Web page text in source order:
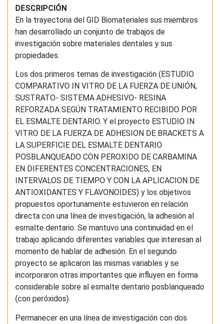
DESCRIPCIÓN
En la trayectoria del GID Biomateriales sus miembros
han desarrollado un conjunto de trabajos de
investigación sobre materiales dentales y sus
propiedades.
Los dos primeros temas de investigación (ESTUDIO
COMPARATIVO IN VITRO DE LA FUERZA DE UNIÓN,
SUSTRATO- SISTEMA ADHESIVO- RESINA
REFORZADA SEGÚN TRATAMIENTO RECIBIDO POR
EL ESMALTE DENTARIO. Y el proyecto ESTUDIO IN
VITRO DE LA FUERZA DE ADHESION DE BRACKETS A
LA SUPERFICIE DEL ESMALTE DENTARIO
POSBLANQUEADO CON PEROXIDO DE CARBAMINA
EN DIFERENTES CONCENTRACIONES, EN
INTERVALOS DE TIEMPO Y CON LA APLICACION DE
ANTIOXIDANTES Y FLAVONOIDES) y los objetivos
propuestos oportunamente estuvieron en relación
directa con una línea de investigación, la adhesión al
esmalte dentario. Se mantuvo una continuidad en el
trabajo aplicando diferentes variables que interesan al
momento de hablar de adhesión. En el segundo
proyecto se aplicaron las mismas variables y se
incorporaron otras importantes que influyen en forma
considerable sobre al esmalte dentario posblanqueado
(con peróxidos).
Permanecer en una línea de investigación con dos